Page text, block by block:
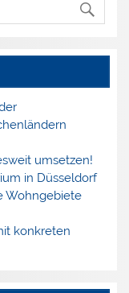
umsetzen!
in Düsseldorf
Wohngebiete
konkreten